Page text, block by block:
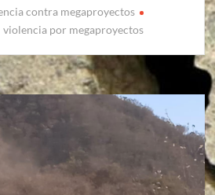
contra megaproyectos
violencia por megaproyectos